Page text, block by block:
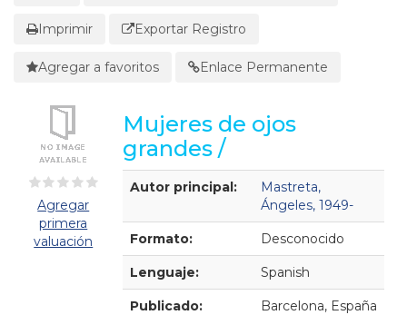
Imprimir Exportar Registro
Agregar a favoritos Enlace Permanente
Agregar
primera
valuación
Mujeres de ojos
grandes /
Detalles Bibliográficos
Autor principal:
Mastreta,
Ángeles, 1949-
Formato: Desconocido
Lenguaje: Spanish
Publicado:
Barcelona, España